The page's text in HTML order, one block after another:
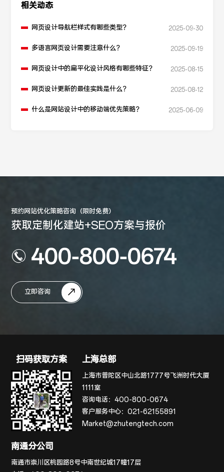
相关动态
网页设计导航栏样式有哪些类型？ 2025-09-30
多语言网页设计需要注意什么？ 2025-09-19
网页设计中的扁平化设计风格有哪些特征？ 2025-08-15
网页设计更新的最佳实践是什么？ 2025-08-12
什么是网站设计中的移动端优先策略？ 2025-06-09
预约网站优化策略咨询（限时免费）
获取定制化建站+SEO方案与报价
400-800-0674
立即咨询
扫码获取方案 上海总部
上海市普陀区中山北路1777号飞洲时代大厦
1111室
咨询电话：400-800-0674
客户服务中心：021-62155891
Market@zhutengtech.com
南通分公司
南通市崇川区桃园路8号中南世纪城17幢17层